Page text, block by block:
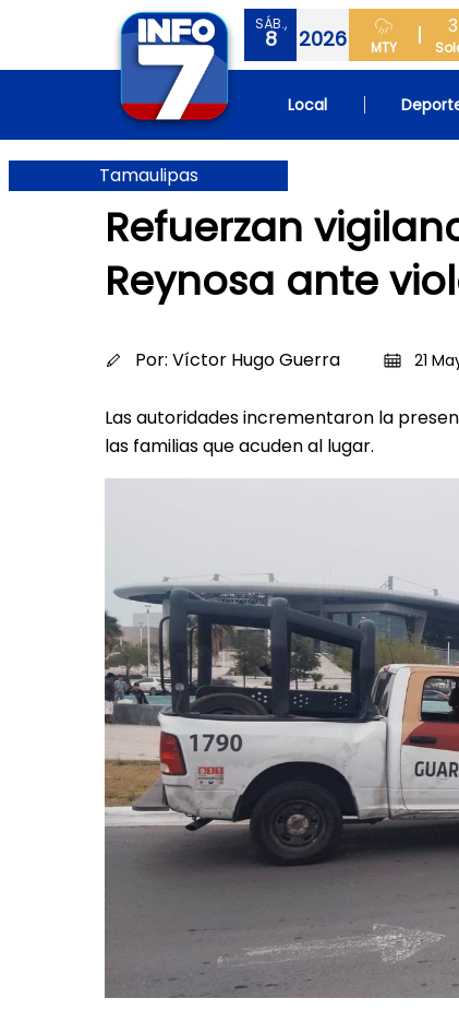
SÁB.,
8 2026 MTY
Local
Tamaulipas
Refuerzan
Reynosa ante
Por: Víctor Hugo Guerra 21
Las autoridades incrementaron la
las familias que acuden al lugar.